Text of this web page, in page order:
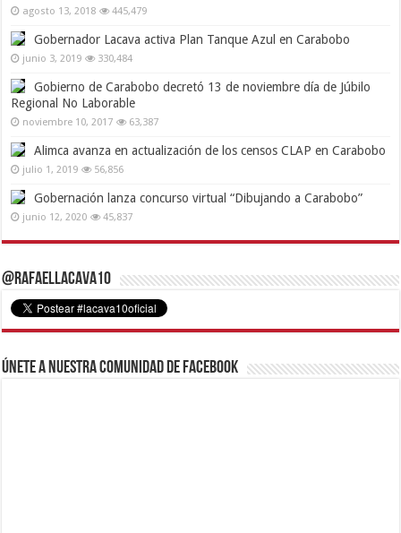
agosto 13, 2018 445,479
Gobernador Lacava activa Plan Tanque Azul en Carabobo
junio 3, 2019 330,484
Gobierno de Carabobo decretó 13 de noviembre día de Júbilo
Regional No Laborable
noviembre 10, 2017 63,387
Alimca avanza en actualización de los censos CLAP en Carabobo
julio 1, 2019 56,856
Gobernación lanza concurso virtual “Dibujando a Carabobo”
junio 12, 2020 45,837
@RafaelLacava10
Únete a nuestra comunidad de Facebook